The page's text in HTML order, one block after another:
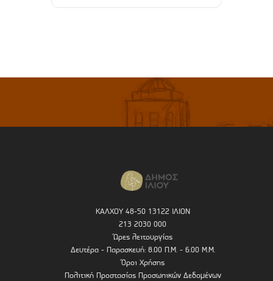
ΚΑΛΧΟΥ 48-50 13122 ΙΛΙΟΝ
213 2030 000
Ώρες λειτουργίας
Δευτέρα - Παρασκευή: 8.00 Π.Μ. - 6.00 Μ.Μ.
Όροι Χρήσης
Πολιτική Προστασίας Προσωπικών Δεδομένων